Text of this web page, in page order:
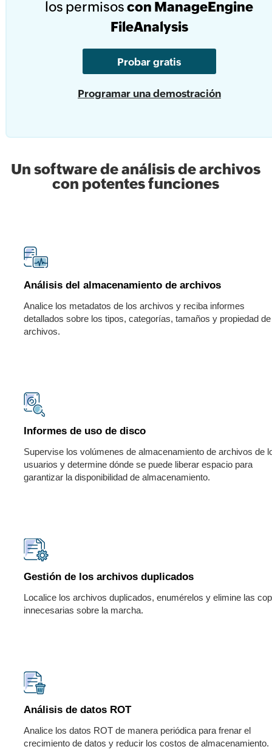
los permisoscon ManageEngine
FileAnalysis
Probar gratis
Programar una demostración
Un software de análisis de archivos
con potentes funciones
Análisis del almacenamiento de archivos
Analice los metadatos de los archivos y reciba informes
detallados sobre los tipos, categorías, tamaños y propiedad
archivos.
Informes de uso de disco
Supervise los volúmenes de almacenamiento de archivos de
usuarios y determine dónde se puede liberar espacio para
garantizar la disponibilidad de almacenamiento.
Gestión de los archivos duplicados
Localice los archivos duplicados, enumérelos y elimine las
innecesarias sobre la marcha.
Análisis de datos ROT
Analice los datos ROT de manera periódica para frenar el
crecimiento de datos y reducir los costos de almacenamiento.